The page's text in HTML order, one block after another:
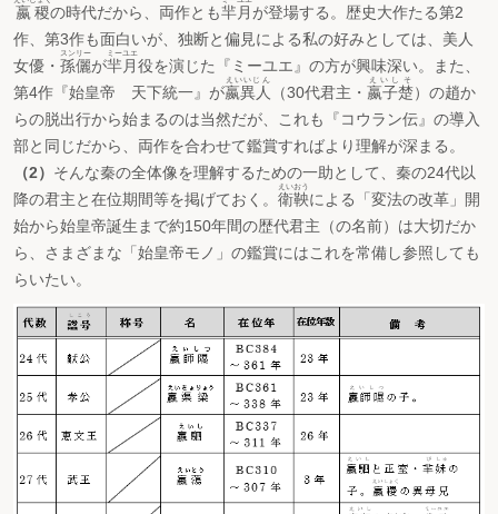
嬴稷の時代だから、両作とも羋月 が登場する。歴史大作たる第2
作、第3作も面白いが、独断と偏見による私の好みとしては、美人
女優・ 孫儷
スンリー
が羋月
ミーユエ
役を演じた『ミーユエ』の方が興味深い。また、
第4作『始皇帝 天下統一』が嬴異人
えいいじん
（30代君主・ 嬴子楚
えいしそ
）の趙か
らの脱出行から始まるのは当然だが、これも『コウラン伝』の導入
部と同じだから、両作を合わせて鑑賞すればより理解が深まる。
（2） そんな秦の全体像を理解するための一助として、秦の24代以
降の君主と在位期間等を掲げておく。 衛鞅
えいおう
による「変法の改革」開
始から始皇帝誕生まで約150年間の歴代君主（の名前）は大切だか
ら、さまざまな「始皇帝モノ」の鑑賞にはこれを常備し参照しても
らいたい。